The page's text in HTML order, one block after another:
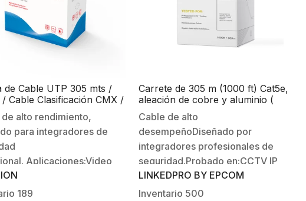
Diámetro nominal: 5.00 ± 0.2 mm-
de Cable UTP 305 mts /
/ Cable Clasificación CMX /
/ PLUG EN UN
/ Uso Interior
de alto rendimiento,
para integradores de
Aplicaciones:Video
(Analogo, HD-TVI, IP
189
Carrete de 305 m (1000 ft) Cat5e,
aleación de cobre y aluminio (
CCA ) color blanco, uso interior
Cable de alto
desempeñoDiseñado por
integradores profesionales de
seguridad.Probado en:CCTV IP
Megapixel / Instalaciones de video
análogo / Redes locales de alta
LINKEDPRO BY EPCOM
Inventario 500